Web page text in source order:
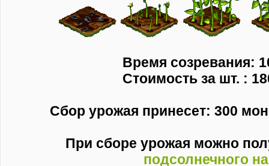
Время созревания:
Стоимость за шт. :
Сбор урожая принесет: 300
При сборе урожая можно
подсолнечного